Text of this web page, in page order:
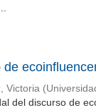
Victoria (
del discurso de